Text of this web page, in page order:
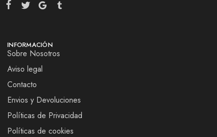
INFORMACIÓN
Sobre Nosotros
Aviso legal
Contacto
Envios y Devoluciones
Políticas de Privacidad
Políticas de cookies